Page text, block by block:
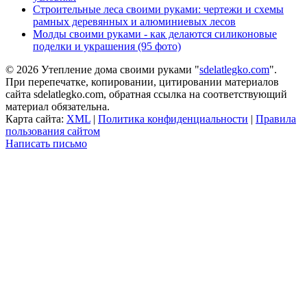
Строительные леса своими руками: чертежи и схемы
рамных деревянных и алюминиевых лесов
Молды своими руками - как делаются силиконовые
поделки и украшения (95 фото)
© 2026 Утепление дома своими руками "sdelatlegko.com".
При перепечатке, копировании, цитировании материалов
сайта sdelatlegko.com, обратная ссылка на соответствующий
материал обязательна.
Карта сайта: XML | Политика конфиденциальности | Правила
пользования сайтом
Написать письмо